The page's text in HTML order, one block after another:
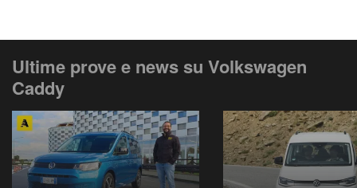
Ultime prove e news su Volkswagen
Caddy